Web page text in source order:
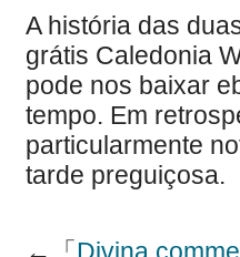
A história das
grátis Caledonia
pode nos baixar
tempo. Em
particularmente
tarde preguiçosa.